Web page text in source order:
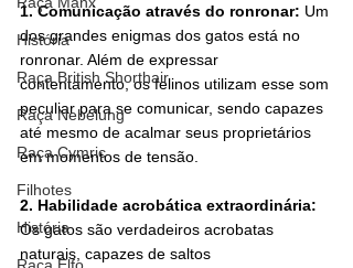
História
Raça British Shorthair
Raça Nebelung
Raça Cymric
Filhotes
História
1. Comunicação através do ronronar: Um
dos grandes enigmas dos gatos está no
ronronar. Além de expressar
contentamento, os felinos utilizam esse som
peculiar para se comunicar, sendo capazes
até mesmo de acalmar seus proprietários
em momentos de tensão.
2. Habilidade acrobática extraordinária:
Os gatos são verdadeiros acrobatas
naturais, capazes de saltos